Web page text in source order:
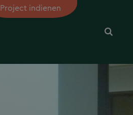
Project indienen